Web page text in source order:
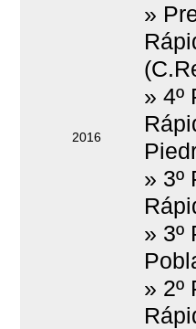
2016
»
» 4º
» 3º
» 3º
» 2º